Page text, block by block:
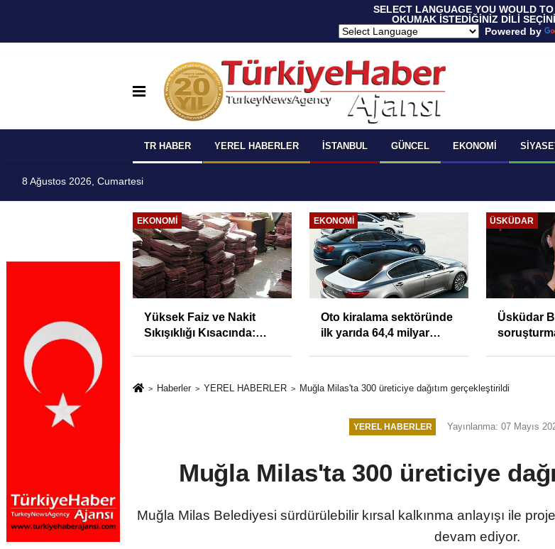
SELECT LANGUAGE YOU WOULD
OKUMAK İSTEDİĞİNİZ DİLİ
Powered by
TR HABER YEREL HABERLER İSTANBUL GÜNCEL EKONOMI
8 Ağustos 2026, Cumartesi
%31,75;
%50,49 olarak
EKONOMI
Yüksek Faiz ve Nakit
Sıkışıklığı Kısacında:
EKONOMI
Oto kiralama sektöründe
ilk yarıda 64,4 milyar
ÜSKÜDAR
Üsküdar
Haberler YEREL HABERLER Muğla Milas'ta 300 üreticiye dağıtım gerçekleştirildi
YEREL HABERLER Yayınlanma: 07 Mayıs
Muğla Milas'ta 300 üreticiye
Muğla Milas Belediyesi sürdürülebilir kırsal kalkınma anlayışı ile
devam ediyor.